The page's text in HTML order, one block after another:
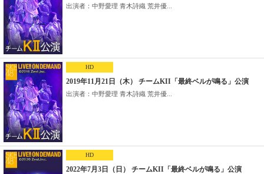
出演者：中野愛理 青木詩織 荒井優...
HD
2019年11月21日（木） チームKII「最終ベルが鳴る」公演
出演者：中野愛理 青木詩織 荒井優...
HD
2022年7月3日（日） チームKII「最終ベルが鳴る」公演